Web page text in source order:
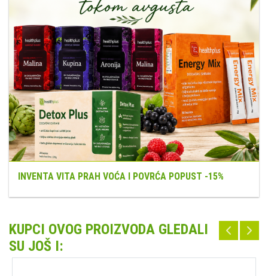
INVENTA VITA PRAH VOĆA I POVRĆA POPUST -15%
KUPCI OVOG PROIZVODA GLEDALI
SU JOŠ I: